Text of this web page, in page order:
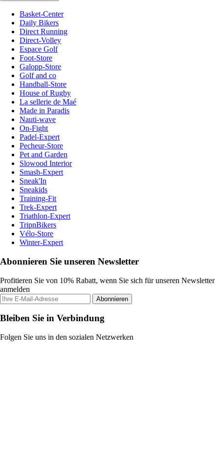
Basket-Center
Daily Bikers
Direct Running
Direct-Volley
Espace Golf
Foot-Store
Galopp-Store
Golf and co
Handball-Store
House of Rugby
La sellerie de Maé
Made in Paradis
Nauti-wave
On-Fight
Padel-Expert
Pecheur-Store
Pet and Garden
Slowood Interior
Smash-Expert
Sneak'In
Sneakids
Training-Fit
Trek-Expert
Triathlon-Expert
TripnBikers
Vélo-Store
Winter-Expert
Abonnieren Sie unseren Newsletter
Profitieren Sie von 10% Rabatt, wenn Sie sich für unseren Newsletter
anmelden
Abonnieren
Bleiben Sie in Verbindung
Folgen Sie uns in den sozialen Netzwerken